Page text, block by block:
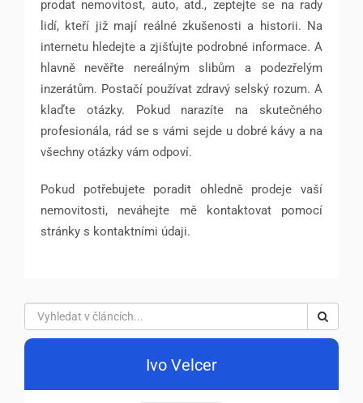
prodat nemovitost, auto, atd., zeptejte se na rady
lidí, kteří již mají reálné zkušenosti a historii. Na
internetu hledejte a zjišťujte podrobné informace. A
hlavně nevěřte nereálným slibům a podezřelým
inzerátům. Postačí používat zdravý selský rozum. A
klaďte otázky. Pokud narazíte na skutečného
profesionála, rád se s vámi sejde u dobré kávy a na
všechny otázky vám odpoví.
Pokud potřebujete poradit ohledně prodeje vaší
nemovitosti, neváhejte mě kontaktovat pomocí
stránky s kontaktními údaji.
Ivo Velcer